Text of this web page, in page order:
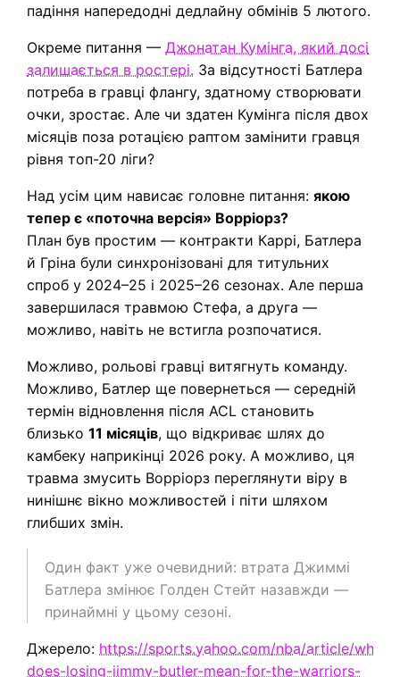
падіння напередодні дедлайну обмінів 5 лютого.
Окреме питання — Джонатан Кумінга, який досі
залишається в ростері. За відсутності Батлера
потреба в гравці флангу, здатному створювати
очки, зростає. Але чи здатен Кумінга після двох
місяців поза ротацією раптом замінити гравця
рівня топ-20 ліги?
Над усім цим нависає головне питання: якою
тепер є «поточна версія» Ворріорз?
План був простим — контракти Каррі, Батлера
й Гріна були синхронізовані для титульних
спроб у 2024–25 і 2025–26 сезонах. Але перша
завершилася травмою Стефа, а друга —
можливо, навіть не встигла розпочатися.
Можливо, рольові гравці витягнуть команду.
Можливо, Батлер ще повернеться — середній
термін відновлення після ACL становить
близько 11 місяців, що відкриває шлях до
камбеку наприкінці 2026 року. А можливо, ця
травма змусить Ворріорз переглянути віру в
нинішнє вікно можливостей і піти шляхом
глибших змін.
Один факт уже очевидний: втрата Джиммі
Батлера змінює Голден Стейт назавжди —
принаймні у цьому сезоні.
Джерело: https://sports.yahoo.com/nba/article/what-
does-losing-jimmy-butler-mean-for-the-warriors-